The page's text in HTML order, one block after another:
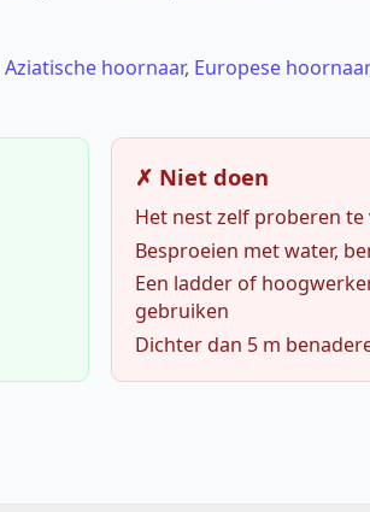
Aziatische hoornaar, Europese hoornaar
✗ Niet doen
Het nest zelf proberen
Besproeien met water,
Een ladder of
gebruiken
Dichter dan 5 m